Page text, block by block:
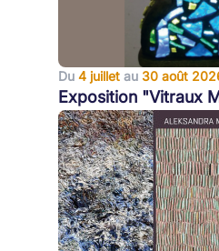
Du 4 juillet au 30 août
Exposition "Vitraux